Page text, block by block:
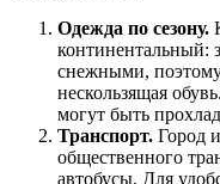
Одежда по сезону.
континентальный:
снежными,
нескользящая
могут быть
Транспорт. Город
общественного
автобусы. Для